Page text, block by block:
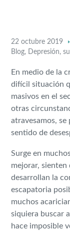
22 octubre 2019
Blog, Depresión,
En medio de la
difícil situación
masivos en el
otras
atravesamos,
sentido de
Surge en
mejorar, sienten
desarrollan la
escapatoria
muchos
siquiera buscar
hace imposible